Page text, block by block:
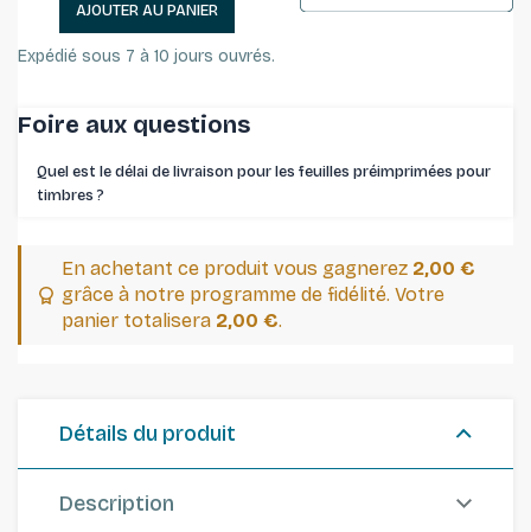
AJOUTER AU PANIER
Expédié sous 7 à 10 jours ouvrés.
Foire aux questions
Quel est le délai de livraison pour les feuilles préimprimées pour
timbres ⁠?
En achetant ce produit vous gagnerez 2,00 €
grâce à notre programme de fidélité. Votre
panier totalisera 2,00 €.
Détails du produit
Description